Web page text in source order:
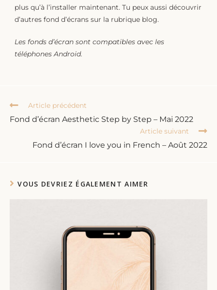
plus qu’à l’installer maintenant. Tu peux aussi découvrir
d’autres fond d’écrans sur la rubrique blog.
Les fonds d’écran sont compatibles avec les
téléphones Android.
Article précédent
Fond d’écran Aesthetic Step by Step – Mai 2022
Article suivant
Fond d’écran I love you in French – Août 2022
VOUS DEVRIEZ ÉGALEMENT AIMER